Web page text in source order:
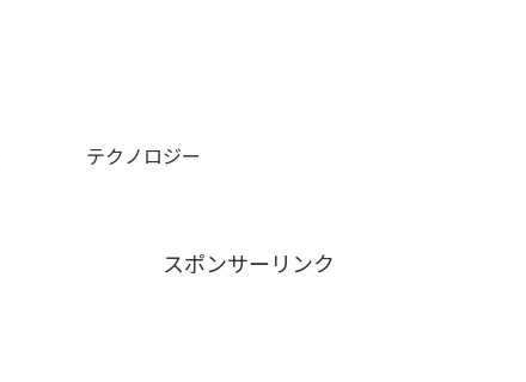
テクノロジー
スポンサーリンク